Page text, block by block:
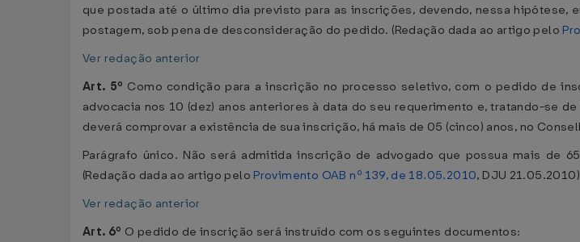
que postada até o último dia previsto para as inscrições, devendo, nessa hipótese,
postagem, sob pena de desconsideração do pedido. (Redação dada ao artigo pelo
Ver redação anterior
Art. 5º Como condição para a inscrição no processo seletivo, com o pedido de
advocacia nos 10 (dez) anos anteriores à data do seu requerimento e, tratando-se
deverá comprovar a existência de sua inscrição, há mais de 05 (cinco) anos, no
Parágrafo único. Não será admitida inscrição de advogado que possua mais de
(Redação dada ao artigo pelo Provimento OAB nº 139, de 18.05.2010, DJU 21.05.2010)
Ver redação anterior
Art. 6º O pedido de inscrição será instruído com os seguintes documentos: